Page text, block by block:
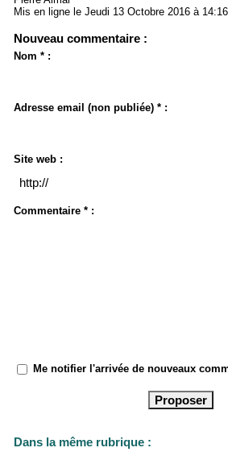
Mis en ligne le Jeudi 13 Octobre 2016 à
Nouveau commentaire :
Nom * :
Adresse email (non publiée) * :
Site web :
Commentaire * :
Me notifier l'arrivée de nouveaux
Dans la même rubrique :